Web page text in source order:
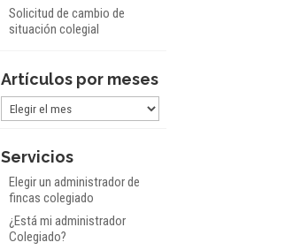
Solicitud de cambio de
situación colegial
Artículos por meses
Artículos
meses
Servicios
Elegir un administrador de
fincas colegiado
¿Está mi administrador
Colegiado?